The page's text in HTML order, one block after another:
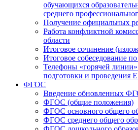
обучающихся
среднего
Получение официальных
Работа конфликтной
области
Итоговое сочинение
Итоговое собеседование
Телефоны «горячей
подготовки и проведения
ФГОС
Введение обновленных
ФГОС (общие положения)
ФГОС основного общего
ФГОС среднего общего